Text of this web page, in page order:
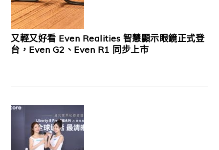
又輕又好看 Even Realities 智慧顯示眼鏡正式登
台，Even G2、Even R1 同步上市